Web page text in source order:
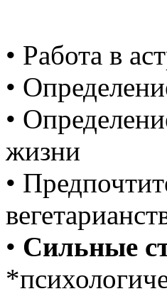
• Работа в
•
•
жизни
•
• Сильные